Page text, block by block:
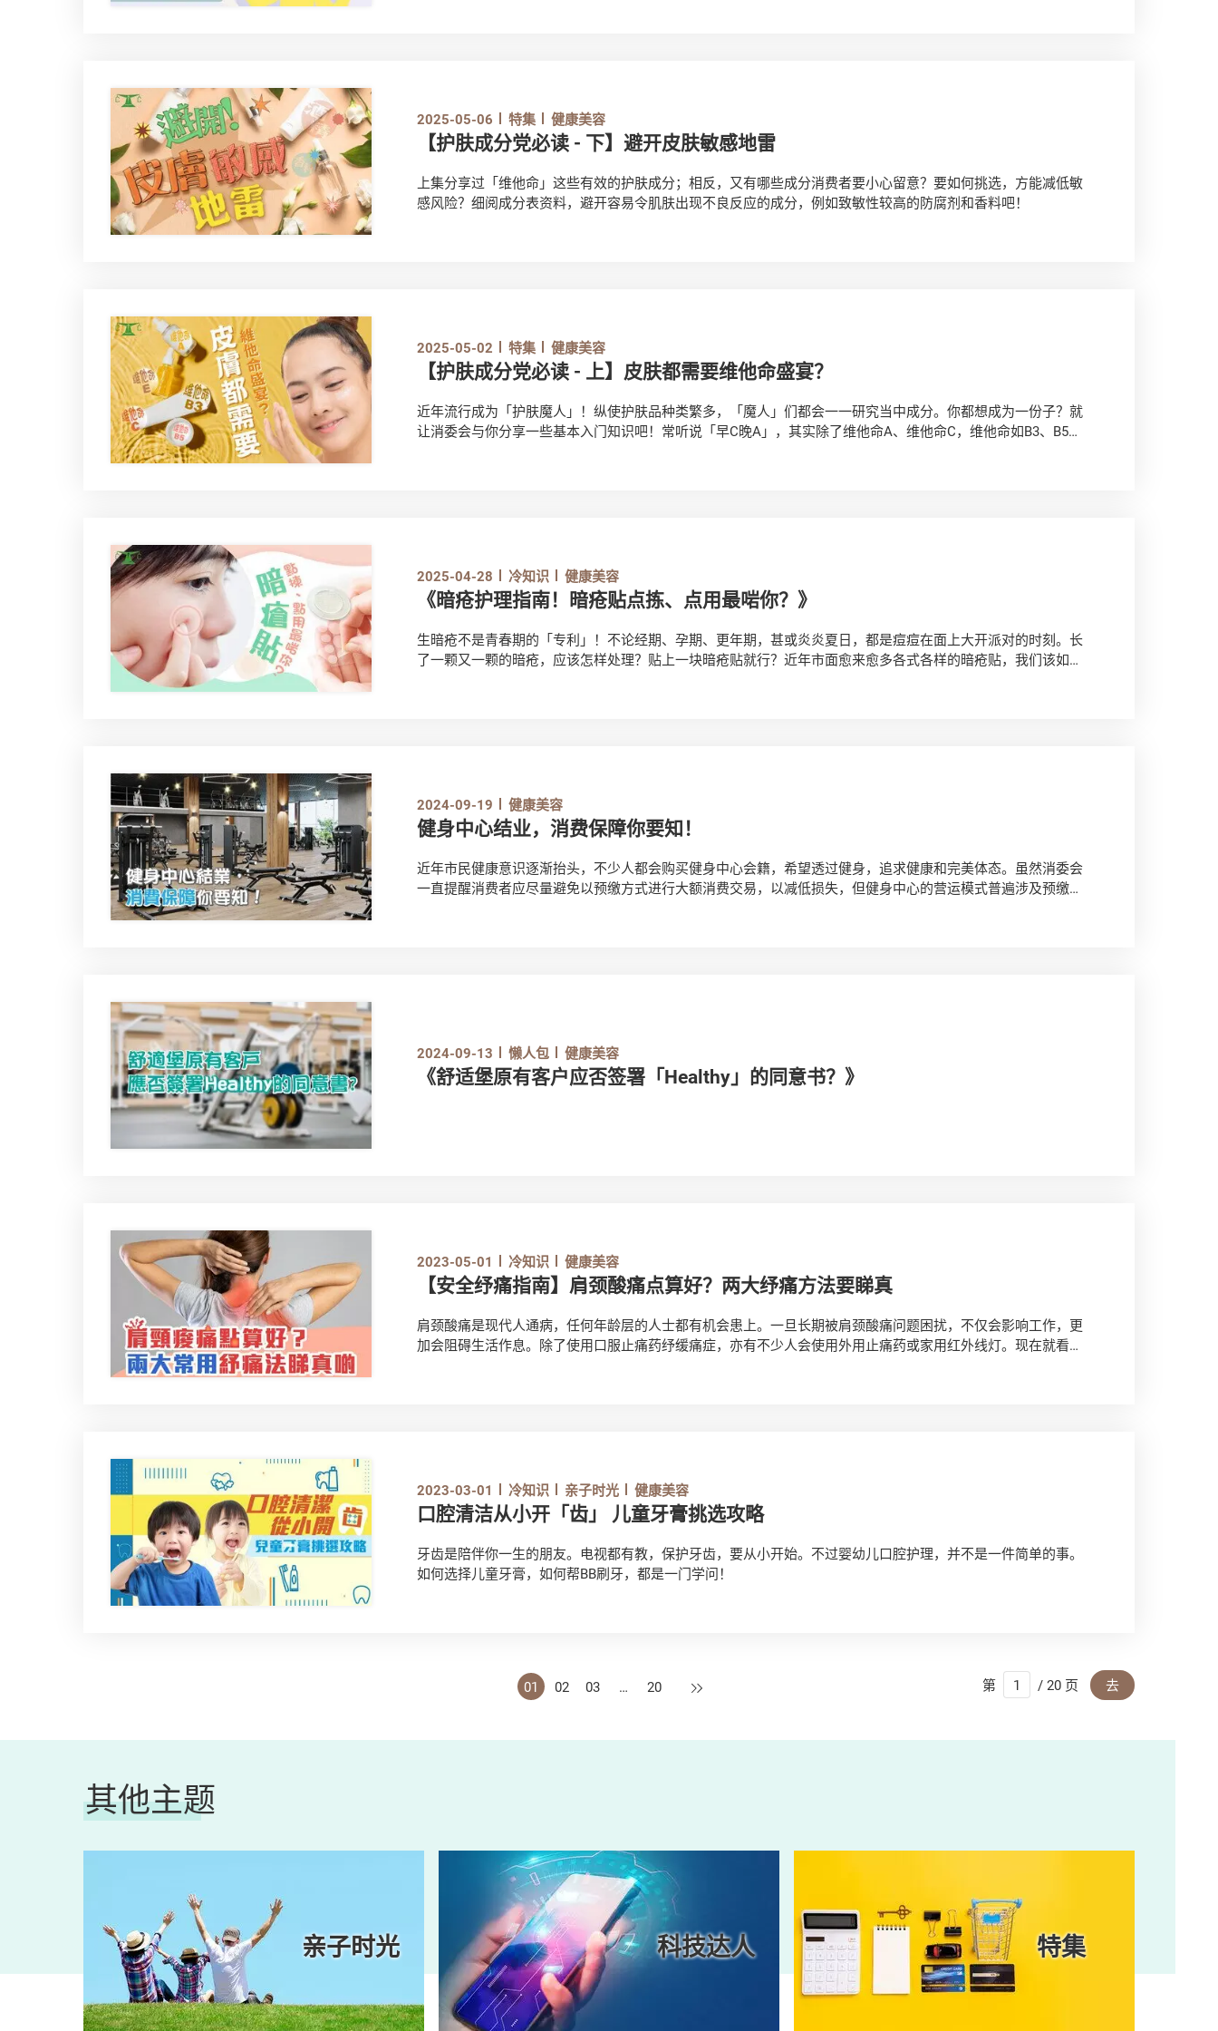
2025-05-06 特集 健康美容
【护肤成分党必读 - 下】避开皮肤敏感地雷
上集分享过「维他命」这些有效的护肤成分；相反，又有哪些成分消费者要小心留意？要如何挑选，方能减低敏
感风险？细阅成分表资料，避开容易令肌肤出现不良反应的成分，例如致敏性较高的防腐剂和香料吧！
2025-05-02 特集 健康美容
【护肤成分党必读 - 上】皮肤都需要维他命盛宴？
近年流行成为「护肤魔人」！纵使护肤品种类繁多，「魔人」们都会一一研究当中成分。你都想成为一份子？就
让消委会与你分享一些基本入门知识吧！常听说「早C晚A」，其实除了维他命A、维他命C，维他命如B3、B5、
2025-04-28 冷知识 健康美容
《暗疮护理指南！暗疮贴点拣、点用最啱你？》
生暗疮不是青春期的「专利」！不论经期、孕期、更年期，甚或炎炎夏日，都是痘痘在面上大开派对的时刻。长
了一颗又一颗的暗疮，应该怎样处理？贴上一块暗疮贴就行？近年市面愈来愈多各式各样的暗疮贴，我们该如何
2024-09-19 健康美容
健身中心结业，消费保障你要知！
近年市民健康意识逐渐抬头，不少人都会购买健身中心会籍，希望透过健身，追求健康和完美体态。虽然消委会
一直提醒消费者应尽量避免以预缴方式进行大额消费交易，以减低损失，但健身中心的营运模式普遍涉及预缴式
2024-09-13 懒人包 健康美容
《舒适堡原有客户应否签署「Healthy」的同意书？》
2023-05-01 冷知识 健康美容
【安全纾痛指南】肩颈酸痛点算好？两大纾痛方法要睇真
肩颈酸痛是现代人通病，任何年龄层的人士都有机会患上。一旦长期被肩颈酸痛问题困扰，不仅会影响工作，更
加会阻碍生活作息。除了使用口服止痛药纾缓痛症，亦有不少人会使用外用止痛药或家用红外线灯。现在就看
2023-03-01 冷知识 亲子时光 健康美容
口腔清洁从小开「齿」 儿童牙膏挑选攻略
牙齿是陪伴你一生的朋友。电视都有教，保护牙齿，要从小开始。不过婴幼儿口腔护理，并不是一件简单的事。
如何选择儿童牙膏，如何帮BB刷牙，都是一门学问！
01 02 03 … 20 下一页 第 / 20 页 去
其他主题
亲子时光 科技达人 特集